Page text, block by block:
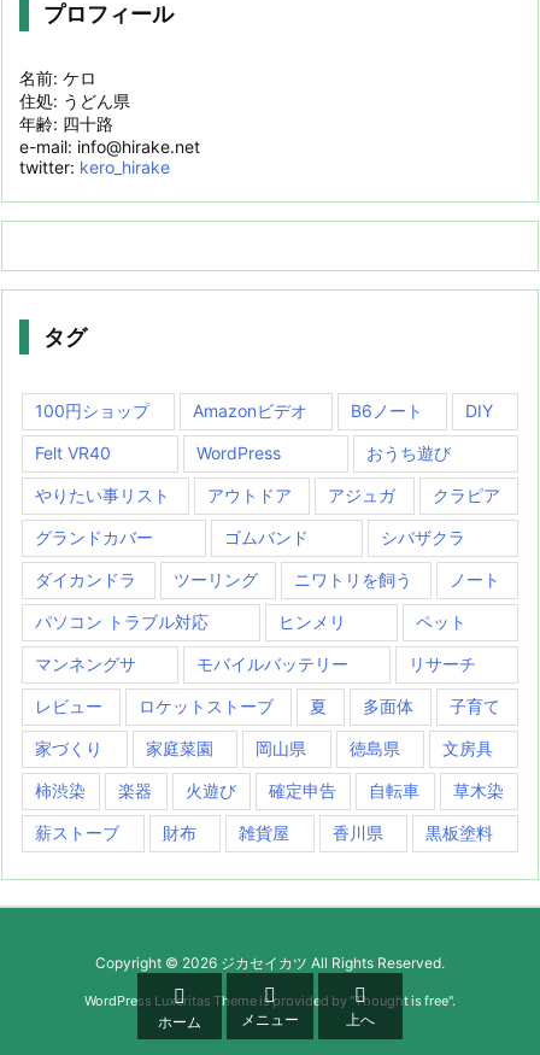
プロフィール
名前: ケロ
住処: うどん県
年齢: 四十路
e-mail: info@hirake.net
twitter: kero_hirake
タグ
100円ショップ Amazonビデオ B6ノート DIY
Felt VR40 WordPress おうち遊び
やりたい事リスト アウトドア アジュガ クラピア
グランドカバー ゴムバンド シバザクラ
ダイカンドラ ツーリング ニワトリを飼う ノート
パソコン トラブル対応 ヒンメリ ペット
マンネングサ モバイルバッテリー リサーチ
レビュー ロケットストーブ 夏 多面体 子育て
家づくり 家庭菜園 岡山県 徳島県 文房具
柿渋染 楽器 火遊び 確定申告 自転車 草木染
薪ストーブ 財布 雑貨屋 香川県 黒板塗料
Copyright © 2026 ジカセイカツ All Rights Reserved.
WordPress Luxeritas Theme is provided by "Thought is free".

ホーム

メニュー

上へ